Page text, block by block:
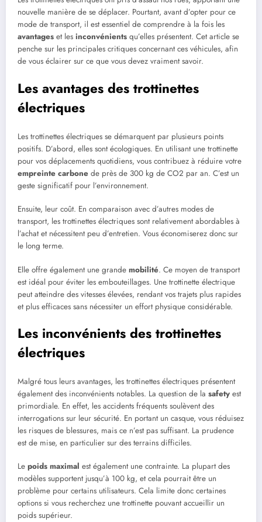
nouvelle manière de se déplacer. Pourtant, avant d’opter pour ce
mode de transport, il est essentiel de comprendre à la fois les
avantages et les inconvénients qu’elles présentent. Cet article se
penche sur les principales critiques concernant ces véhicules, afin
de vous éclairer sur ce que vous devez vraiment savoir.
Les avantages des trottinettes
électriques
Les trottinettes électriques se démarquent par plusieurs points
positifs. D’abord, elles sont écologiques. En utilisant une trottinette
pour vos déplacements quotidiens, vous contribuez à réduire votre
empreinte carbone de près de 300 kg de CO2 par an. C’est un
geste significatif pour l’environnement.
Ensuite, leur coût. En comparaison avec d’autres modes de
transport, les trottinettes électriques sont relativement abordables à
l’achat et nécessitent peu d’entretien. Vous économiserez donc sur
le long terme.
Elle offre également une grande mobilité. Ce moyen de transport
est idéal pour éviter les embouteillages. Une trottinette électrique
peut atteindre des vitesses élevées, rendant vos trajets plus rapides
et plus efficaces sans nécessiter un effort physique considérable.
Les inconvénients des trottinettes
électriques
Malgré tous leurs avantages, les trottinettes électriques présentent
également des inconvénients notables. La question de la safety est
primordiale. En effet, les accidents fréquents soulèvent des
interrogations sur leur sécurité. En portant un casque, vous réduisez
les risques de blessures, mais ce n’est pas suffisant. La prudence
est de mise, en particulier sur des terrains difficiles.
Le poids maximal est également une contrainte. La plupart des
modèles supportent jusqu’à 100 kg, et cela pourrait être un
problème pour certains utilisateurs. Cela limite donc certaines
options si vous recherchez une trottinette pouvant accueillir un
poids supérieur.